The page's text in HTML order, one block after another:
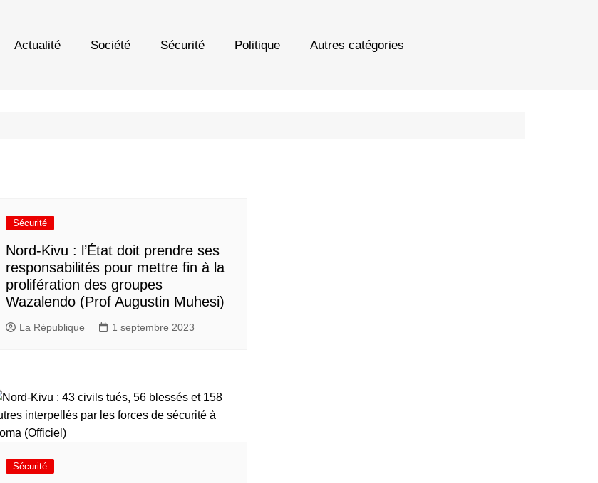
Actualité Société Sécurité Politique Autres catégories
Sécurité
Nord-Kivu : l’État doit prendre ses
responsabilités pour mettre fin à la
prolifération des groupes
Wazalendo (Prof Augustin Muhesi)
La République 1 septembre 2023
Sécurité